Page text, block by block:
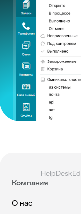
Компания
О нас